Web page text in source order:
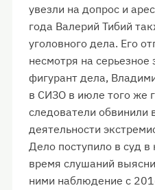
увезли на допрос и
года Валерий Тибий
уголовного дела. Его
несмотря на серьезное
фигурант дела,
в СИЗО в июле того же
следователи обвинили
деятельности
Дело поступило в суд
время слушаний
ними наблюдение с